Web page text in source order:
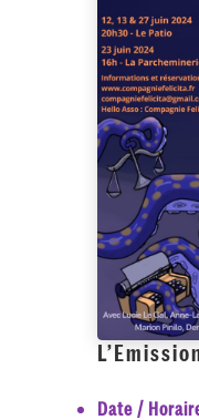
Date /